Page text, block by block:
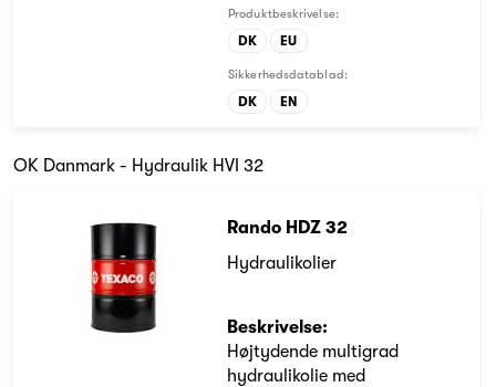
Produktbeskrivelse:
DK EU
Sikkerhedsdatablad:
DK EN
OK Danmark - Hydraulik HVI 32
Rando HDZ 32
Hydraulikolier
Beskrivelse:
Højtydende multigrad
hydraulikolie med